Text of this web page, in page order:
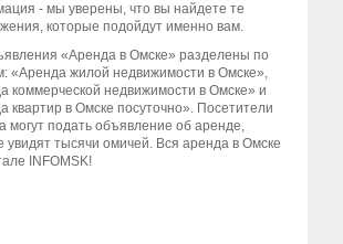
- мы уверены, что вы найдете те
которые подойдут именно вам.
«Аренда в Омске» разделены по
«Аренда жилой недвижимости в Омске»,
коммерческой недвижимости в Омске» и
квартир в Омске посуточно». Посетители
могут подать объявление об аренде,
увидят тысячи омичей. Вся аренда в Омске
INFOMSK!